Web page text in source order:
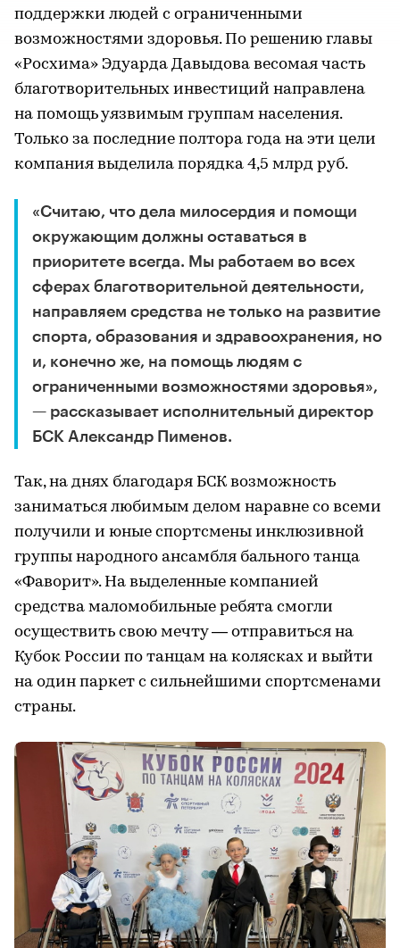
поддержки людей с ограниченными
возможностями здоровья. По решению главы
«Росхима» Эдуарда Давыдова весомая часть
благотворительных инвестиций направлена
на помощь уязвимым группам населения.
Только за последние полтора года на эти цели
компания выделила порядка 4,5 млрд руб.
«Считаю, что дела милосердия и помощи
окружающим должны оставаться в
приоритете всегда. Мы работаем во всех
сферах благотворительной деятельности,
направляем средства не только на развитие
спорта, образования и здравоохранения, но
и, конечно же, на помощь людям с
ограниченными возможностями здоровья»,
— рассказывает исполнительный директор
БСК Александр Пименов.
Так, на днях благодаря БСК возможность
заниматься любимым делом наравне со всеми
получили и юные спортсмены инклюзивной
группы народного ансамбля бального танца
«Фаворит». На выделенные компанией
средства маломобильные ребята смогли
осуществить свою мечту — отправиться на
Кубок России по танцам на колясках и выйти
на один паркет с сильнейшими спортсменами
страны.